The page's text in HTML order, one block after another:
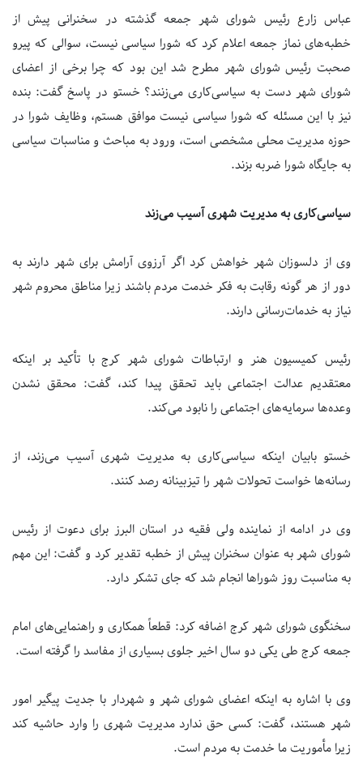
عباس زارع رئیس شورای شهر جمعه گذشته در سخنرانی پیش از
خطبه‌های نماز جمعه اعلام کرد که شورا سیاسی نیست، سوالی که پیرو
صحبت رئیس شورای شهر مطرح شد این بود که چرا برخی از اعضای
شورای شهر دست به سیاسی‌کاری می‌زنند؟ خستو در پاسخ گفت: بنده
نیز با این مسئله که شورا سیاسی نیست موافق هستم، وظایف شورا در
حوزه مدیریت محلی مشخصی است، ورود به مباحث و مناسبات سیاسی
به جایگاه شورا ضربه بزند.
سیاسی‌کاری به مدیریت شهری آسیب می‌زند
وی از دلسوزان شهر خواهش کرد اگر آرزوی آرامش برای شهر دارند به
دور از هر گونه رقابت به فکر خدمت مردم باشند زیرا مناطق محروم شهر
نیاز به خدمات‌رسانی دارند.
رئیس کمیسیون هنر و ارتباطات شورای شهر کرج با تأکید بر اینکه
معتقدیم عدالت اجتماعی باید تحقق پیدا کند، گفت: محقق نشدن
وعده‌ها سرمایه‌های اجتماعی را نابود می‌کند.
خستو بابیان اینکه سیاسی‌کاری به مدیریت شهری آسیب می‌زند، از
رسانه‌ها خواست تحولات شهر را تیزبینانه رصد کنند.
وی در ادامه از نماینده ولی فقیه در استان البرز برای دعوت از رئیس
شورای شهر به عنوان سخنران پیش از خطبه تقدیر کرد و گفت: این مهم
به مناسبت روز شوراها انجام شد که جای تشکر دارد.
سخنگوی شورای شهر کرج اضافه کرد: قطعاً همکاری و راهنمایی‌های امام
جمعه کرج طی یکی دو سال اخیر جلوی بسیاری از مفاسد را گرفته است.
وی با اشاره به اینکه اعضای شورای شهر و شهردار با جدیت پیگیر امور
شهر هستند، گفت: کسی حق ندارد مدیریت شهری را وارد حاشیه کند
زیرا مأموریت ما خدمت به مردم است.